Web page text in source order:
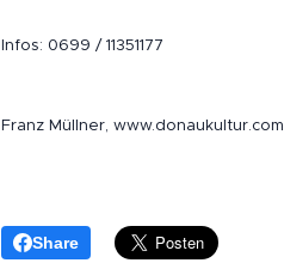
Infos: 0699 / 11351177
Franz Müllner, www.donaukultur.com
Share